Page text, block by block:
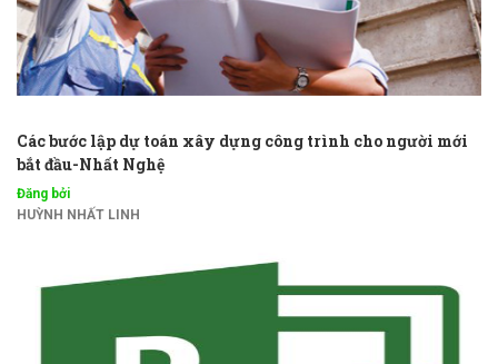
Các bước lập dự toán xây dựng công trình cho người mới
bắt đầu-Nhất Nghệ
Đăng bởi
HUỲNH NHẤT LINH